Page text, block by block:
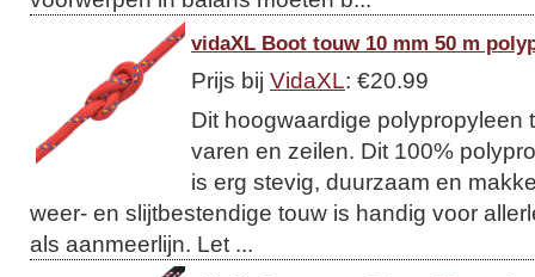
vidaXL Boot touw 10 mm 50 m
Prijs bij VidaXL: €20.99
Dit hoogwaardige polypropyleen
varen en zeilen. Dit 100%
is erg stevig, duurzaam en
weer- en slijtbestendige touw is handig voor
als aanmeerlijn. Let ...